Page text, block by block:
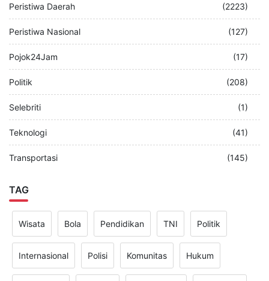
Peristiwa Daerah (2223)
Peristiwa Nasional (127)
Pojok24Jam (17)
Politik (208)
Selebriti (1)
Teknologi (41)
Transportasi (145)
TAG
Wisata Bola Pendidikan TNI Politik
Internasional Polisi Komunitas Hukum